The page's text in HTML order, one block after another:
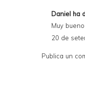
Daniel ha
Muy
20 de
Publica un